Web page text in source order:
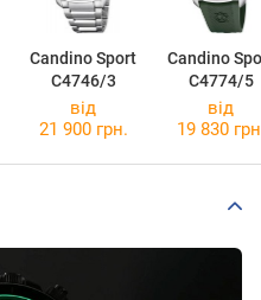
Candino Sport
C4746/3
Candino
C4774/5
від
21 900 грн.
від
19 830